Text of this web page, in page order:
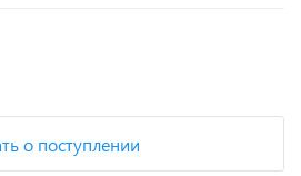
о поступлении